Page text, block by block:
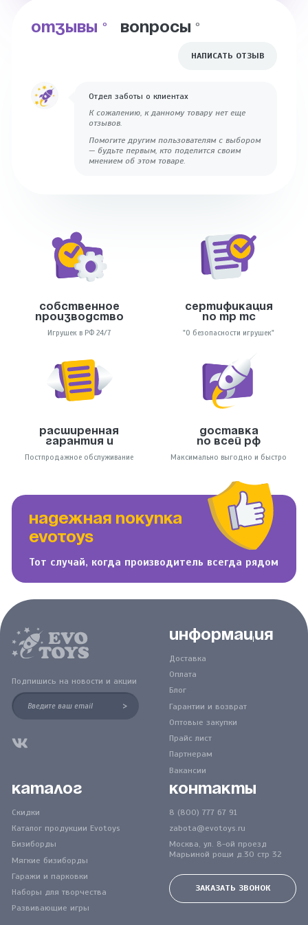
ОТЗЫВЫ 0 ВОПРОСЫ 0
НАПИСАТЬ ОТЗЫВ
Отдел заботы о клиентах
К сожалению, к данному товару нет еще
отзывов.
Помогите другим пользователям с выбором
— будьте первым, кто поделится своим
мнением об этом товаре.
Собственное
производство
Игрушек в РФ 24/7
Сертификация
по тр тс
"О безопасности игрушек"
Расширенная
гарантия и
Постпродажное обслуживание
Доставка
по всей РФ
Максимально выгодно и быстро
НАДЕЖНАЯ ПОКУПКА
EVOTOYS
Тот случай, когда производитель всегда рядом
Подпишись на новости и акции
>
Информация
Доставка
Оплата
Блог
Гарантии и возврат
Оптовые закупки
Прайс лист
Партнерам
Вакансии
Каталог
Скидки
Каталог продукции Evotoys
Бизиборды
Мягкие бизиборды
Гаражи и парковки
Наборы для творчества
Развивающие игры
Контакты
8 (800) 777 67 91
zabota@evotoys.ru
Москва, ул. 8-ой проезд
Марьиной рощи д.30 стр 32
ЗАКАЗАТЬ ЗВОНОК